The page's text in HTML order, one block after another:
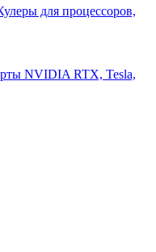
для процессоров,
NVIDIA RTX, Tesla,